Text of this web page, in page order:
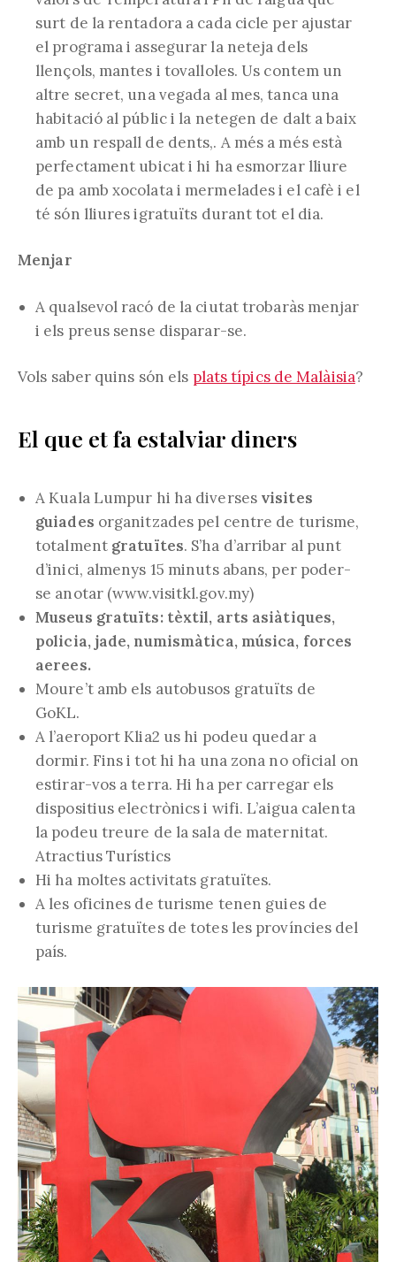
surt de la rentadora a cada cicle per ajustar
el programa i assegurar la neteja dels
llençols, mantes i tovalloles. Us contem un
altre secret, una vegada al mes, tanca una
habitació al públic i la netegen de dalt a baix
amb un respall de dents,. A més a més està
perfectament ubicat i hi ha esmorzar lliure
de pa amb xocolata i mermelades i el cafè i el
té són lliures igratuïts durant tot el dia.
Menjar
A qualsevol racó de la ciutat trobaràs menjar
i els preus sense disparar-se.
Vols saber quins són els plats típics de Malàisia?
El que et fa estalviar diners
A Kuala Lumpur hi ha diverses visites
guiades organitzades pel centre de turisme,
totalment gratuïtes. S’ha d’arribar al punt
d’inici, almenys 15 minuts abans, per poder-
se anotar (www.visitkl.gov.my)
Museus gratuïts: tèxtil, arts asiàtiques,
policia, jade, numismàtica, música, forces
aerees.
Moure’t amb els autobusos gratuïts de
GoKL.
A l’aeroport Klia2 us hi podeu quedar a
dormir. Fins i tot hi ha una zona no oficial on
estirar-vos a terra. Hi ha per carregar els
dispositius electrònics i wifi. L’aigua calenta
la podeu treure de la sala de maternitat.
Atractius Turístics
Hi ha moltes activitats gratuïtes.
A les oficines de turisme tenen guies de
turisme gratuïtes de totes les províncies del
país.